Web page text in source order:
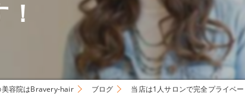
美容院はBravery-hair ブログ 当店は1人サロンで完全プライベ